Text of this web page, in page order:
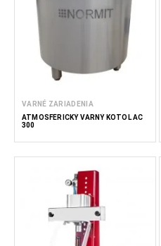
VARNÉ ZARIADENIA
ATMOSFÉRICKÝ VARNÝ KOTOL AC
300